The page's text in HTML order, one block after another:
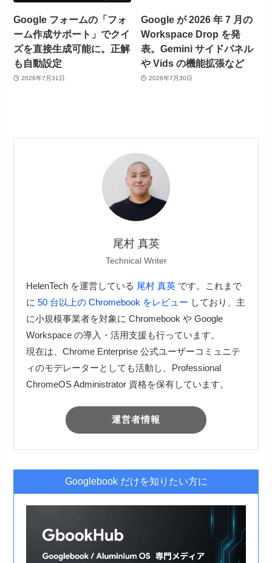
Google フォームの「フォ
ーム作成サポート」でクイ
ズを直接生成可能に。正解
も自動設定
2026年7月31日
Google が 2026 年 7 月の
Workspace Drop を発
表。Gemini サイドパネル
や Vids の機能拡張など
2026年7月30日
尾村 真英
Technical Writer
HelenTech を運営している 尾村 真英です。これまで
に 50 台以上の Chromebook をレビュー しており、主
に小規模事業者を対象に Chromebook や Google
Workspace の導入・活用支援も行っています。
現在は、Chrome Enterprise 公式ユーザーコミュニテ
ィのモデレーターとしても活動し、Professional
ChromeOS Administrator 資格を保有しています。
運営者情報
Googlebook だけを知りたい方に